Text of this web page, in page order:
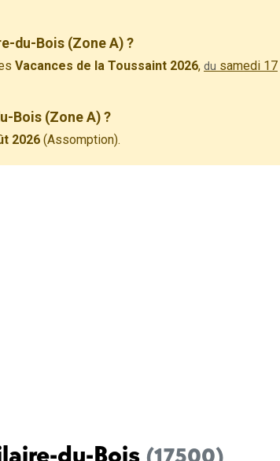
du-Bois (Zone A) ?
Vacances de la Toussaint 2026, du samedi 17
Bois (Zone A) ?
2026 (Assomption).